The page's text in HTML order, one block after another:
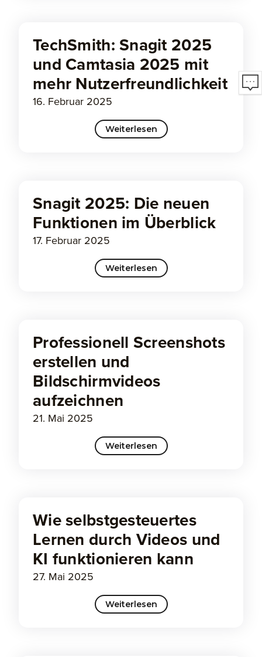
TechSmith: Snagit 2025
und Camtasia 2025 mit
mehr Nutzerfreundlichkeit
16. Februar 2025
Weiterlesen
Snagit 2025: Die neuen
Funktionen im Überblick
17. Februar 2025
Weiterlesen
Professionell Screenshots
erstellen und
Bildschirmvideos
aufzeichnen
21. Mai 2025
Weiterlesen
Wie selbstgesteuertes
Lernen durch Videos und
KI funktionieren kann
27. Mai 2025
Weiterlesen